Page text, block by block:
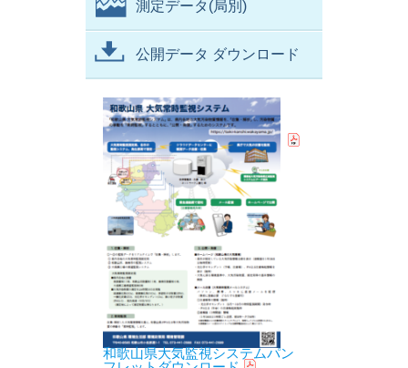
測定データ(局別)
公開データ ダウンロード
和歌山県大気監視システムパン